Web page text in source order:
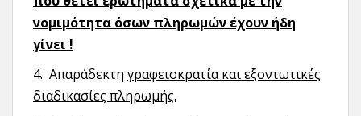
νομιμότητα όσων πληρωμών έχουν ήδη
γίνει !
4. Απαράδεκτη γραφειοκρατία και εξοντωτικές
διαδικασίες πληρωμής.